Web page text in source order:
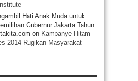
Hati Anak Muda untuk
Gubernur Jakarta Tahun
on Kampanye Hitam
2014 Rugikan Masyarakat